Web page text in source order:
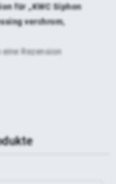
für „KWC Siphon
verchrom,
eine Rezension